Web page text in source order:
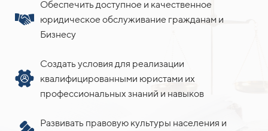
Обеспечить доступное и качественное
юридическое обслуживание гражданам и
Бизнесу
Создать условия для реализации
квалифицированными юристами их
профессиональных знаний и навыков
Развивать правовую культуры населения и